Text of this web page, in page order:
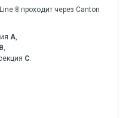
8 проходит через Canton
A,
B,
C.